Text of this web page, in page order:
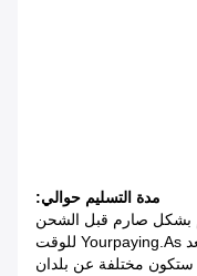
مدة التسليم حوالي:
2. سنقوم بشحنها في 1-3 أيام عمل بعد Yourpaying.as للوقت
6- 12 أيام، والتي ستكون مختلفة عن بلدان